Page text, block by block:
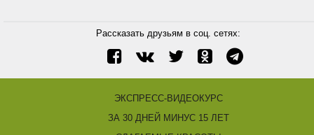
Рассказать друзьям в соц. сетях:
ЭКСПРЕСС-ВИДЕОКУРС
ЗА 30 ДНЕЙ МИНУС 15 ЛЕТ